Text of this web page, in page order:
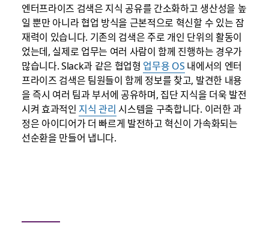
엔터프라이즈 검색은 지식 공유를 간소화하고 생산성을 높
일 뿐만 아니라 협업 방식을 근본적으로 혁신할 수 있는 잠
재력이 있습니다. 기존의 검색은 주로 개인 단위의 활동이
었는데, 실제로 업무는 여러 사람이 함께 진행하는 경우가
많습니다. Slack과 같은 협업형 업무용 OS 내에서의 엔터
프라이즈 검색은 팀원들이 함께 정보를 찾고, 발견한 내용
을 즉시 여러 팀과 부서에 공유하며, 집단 지식을 더욱 발전
시켜 효과적인 지식 관리 시스템을 구축합니다. 이러한 과
정은 아이디어가 더 빠르게 발전하고 혁신이 가속화되는
선순환을 만들어 냅니다.